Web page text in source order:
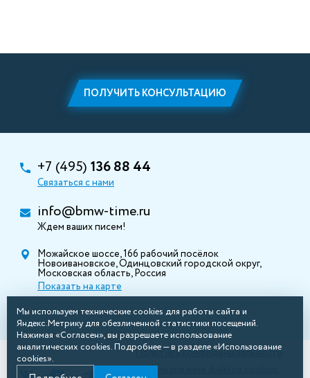
ПОЛУЧИТЬ КОНСУЛЬТАЦИЮ
+7 (495) 136 88 44
Связаться с нами
info@bmw-time.ru
Ждем ваших писем!
Можайское шоссе, 166 рабочий посёлок
Новоивановское, Одинцовский городской округ,
Московская область, Россия
Показать на карте
Политика конфиденциальности
Использование файлов cookies
Мы используем технические cookies для работы сайта и
Яндекс.Метрику для обезличенной статистики посещений.
Нажимая «Согласен», вы разрешаете использование
аналитических cookies. Подробнее — в разделе «Использование
cookies».